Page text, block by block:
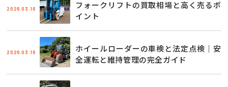
2026.03.16
フォークリフトの買取相場と高く売るポ
イント
2026.03.16
ホイールローダーの車検と法定点検｜安
全運転と維持管理の完全ガイド